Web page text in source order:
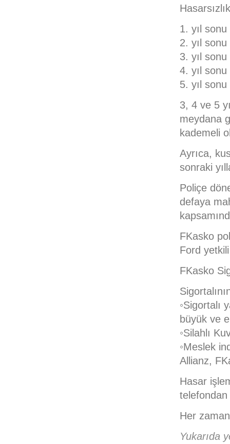
1. yıl
2. yıl
3. yıl
4. yıl
5. yıl
3, 4 ve 5
meydana
kademeli
Ayrıca,
sonraki
Poliçe
defaya
FKasko
Ford
FKasko
◦Sigortalı
büyük ve
◦Silahlı
◦Meslek
Allianz,
Hasar
telefondan
Her
Yukarıda